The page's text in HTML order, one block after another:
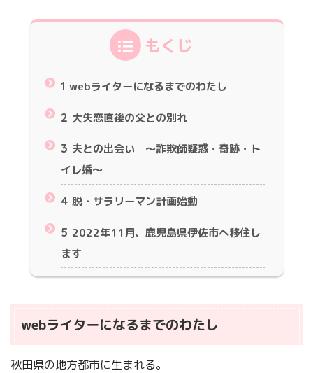
もくじ
1 webライターになるまでのわたし
2 大失恋直後の父との別れ
3 夫との出会い ～詐欺師疑惑・奇跡・ト
イレ婚～
4 脱・サラリーマン計画始動
5 2022年11月、鹿児島県伊佐市へ移住し
ます
webライターになるまでのわたし
秋田県の地方都市に生まれる。